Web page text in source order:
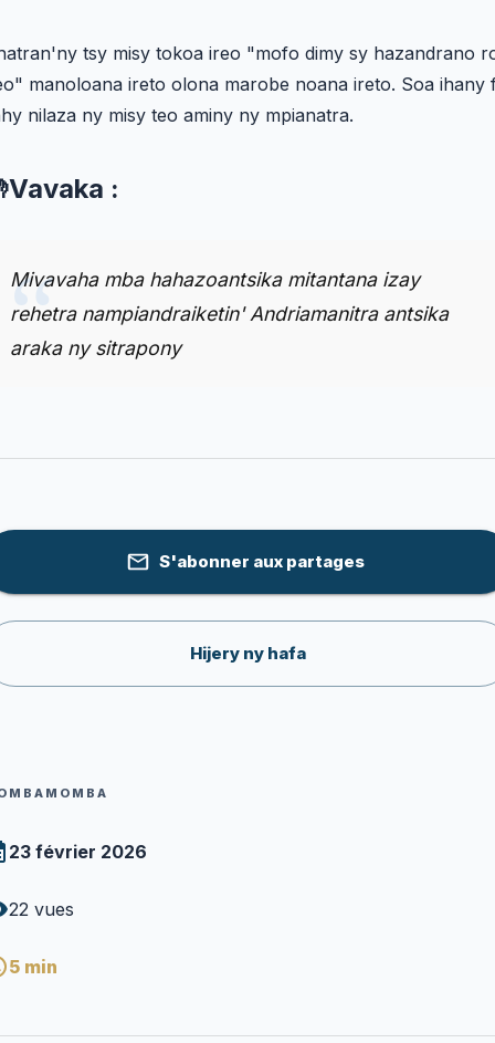
tsy misy tokoa ireo "mofo dimy sy hazandrano
manoloana ireto olona marobe noana ireto. Soa ihany
nilaza ny misy teo aminy ny mpianatra.
:
Mivavaha mba hahazoantsika mitantana izay
rehetra nampiandraiketin' Andriamanitra antsika
araka ny sitrapony
S'abonner aux partages
Hijery ny hafa
23 février 2026
22 vues
5 min